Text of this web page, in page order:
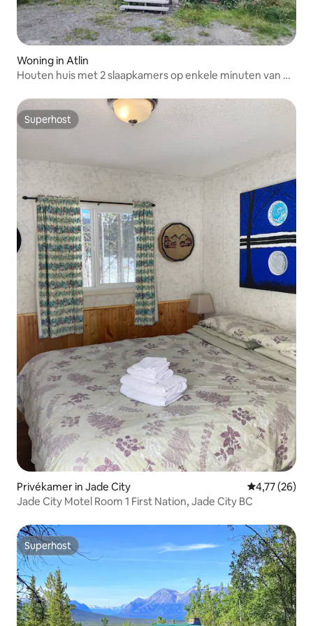
Woning in Atlin
Houten huis met 2 slaapkamers op enkele minuten van DT
Superhost
Superhost
Privékamer in Jade City Gemiddelde
4,77 (26)
Jade City Motel Room 1 First Nation, Jade City BC
Superhost
Superhost